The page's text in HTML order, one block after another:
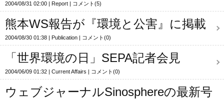
2004/08/31 02:00 Report コメント(5)
熊本WS報告が『環境と公害』に掲載
2004/08/30 01:38 Publication コメント(0)
「世界環境の日」SEPA記者会見
2004/06/09 01:32 Current Affairs コメント(0)
ウェブジャーナルSinosphereの最新号